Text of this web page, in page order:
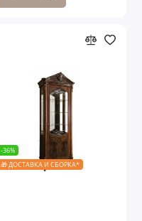
-36%
🎁 ДОСТАВКА И СБОРКА*